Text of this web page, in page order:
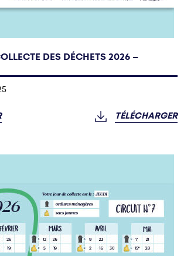
DES DÉCHETS 2026 –
TÉLÉCHARGER